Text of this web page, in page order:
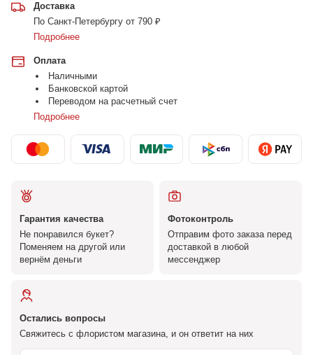
Доставка
По Санкт-Петербургу от 790 ₽
Подробнее
Оплата
Наличными
Банковской картой
Переводом на расчетный счет
Подробнее
Гарантия качества
Не понравился букет?
Поменяем на другой или
вернём деньги
Фотоконтроль
Отправим фото заказа перед
доставкой в любой
мессенджер
Остались вопросы
Свяжитесь с флористом магазина, и он ответит на них